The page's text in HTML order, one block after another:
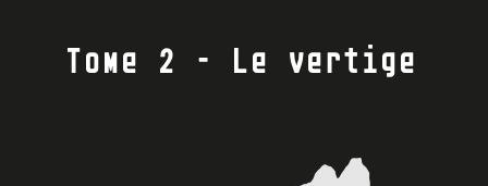
Tome 2 – Le vertige